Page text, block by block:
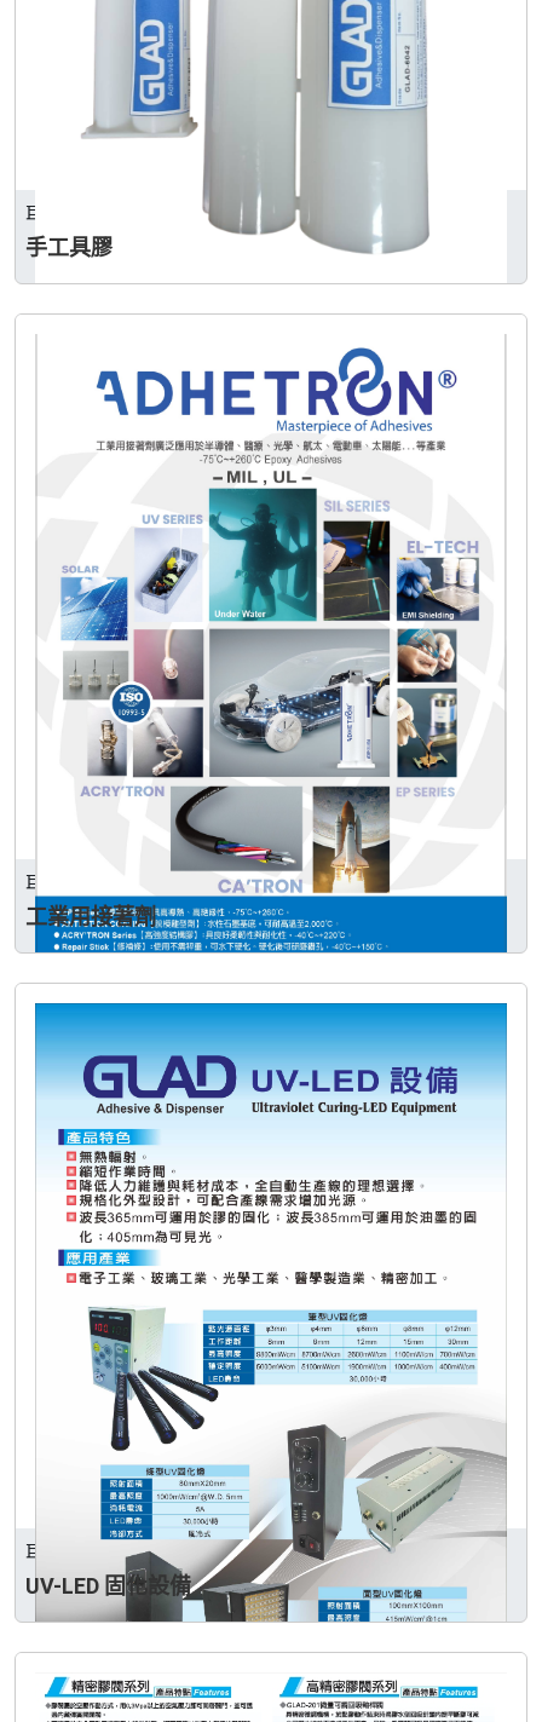
巨祿企業有限公司
手工具膠
巨祿企業有限公司
工業用接著劑
巨祿企業有限公司
UV-LED 固化設備